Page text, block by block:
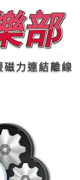
力連結離線